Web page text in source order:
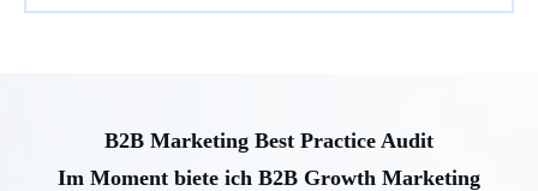
B2B Marketing Best Practice Audit
Im Moment biete ich B2B Growth Marketing